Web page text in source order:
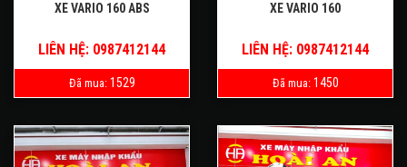
XE VARIO 160 ABS
LIÊN HỆ: 0987412144
Đã mua: 1529
XE VARIO 160
LIÊN HỆ: 0987412144
Đã mua: 1450